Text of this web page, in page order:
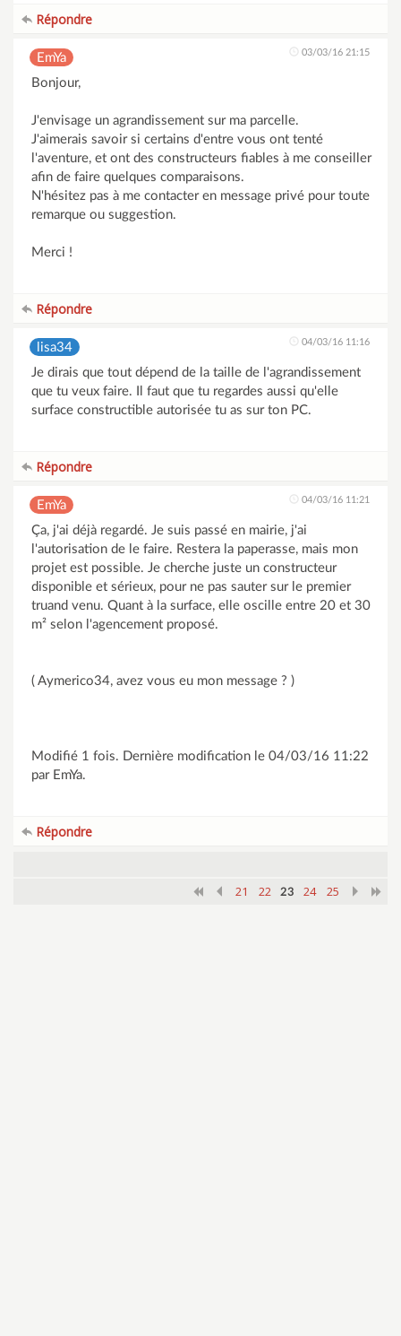
Répondre
EmYa 03/03/16 21:15
Bonjour,
J'envisage un agrandissement sur ma parcelle.
J'aimerais savoir si certains d'entre vous ont tenté
l'aventure, et ont des constructeurs fiables à me conseiller
afin de faire quelques comparaisons.
N'hésitez pas à me contacter en message privé pour toute
remarque ou suggestion.
Merci !
Répondre
lisa34 04/03/16 11:16
Je dirais que tout dépend de la taille de l'agrandissement
que tu veux faire. Il faut que tu regardes aussi qu'elle
surface constructible autorisée tu as sur ton PC.
Répondre
EmYa 04/03/16 11:21
Ça, j'ai déjà regardé. Je suis passé en mairie, j'ai
l'autorisation de le faire. Restera la paperasse, mais mon
projet est possible. Je cherche juste un constructeur
disponible et sérieux, pour ne pas sauter sur le premier
truand venu. Quant à la surface, elle oscille entre 20 et 30
m² selon l'agencement proposé.
( Aymerico34, avez vous eu mon message ? )
Modifié 1 fois. Dernière modification le 04/03/16 11:22
par EmYa.
Répondre
21 22 23 24 25